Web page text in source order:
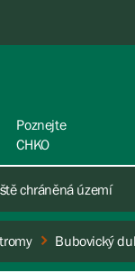
Poznejte
CHKO
chráněná území
Bubovický